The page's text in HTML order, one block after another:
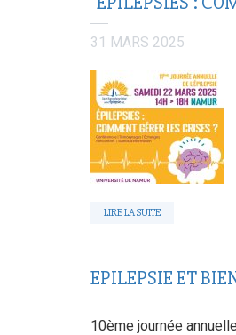
31 MARS 2025
LIRE LA SUITE
EPILEPSIE ET
10ème journée